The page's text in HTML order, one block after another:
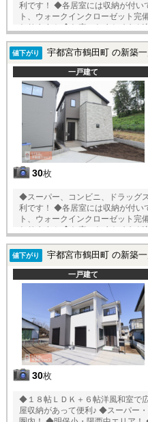
利です！ ◆各居室には収納が付い
ト、ウォークインクローゼット
おります！ ◆お車のおまとめなど
値下がり 宇都宮市鶴田町 の新築
一戸建て
30枚
◆スーパー、コンビニ、ドラッグ
利です！ ◆各居室には収納が付い
ト、ウォークインクローゼット
おります！ ◆お車のおまとめなど
値下がり 宇都宮市鶴田町 の新築
一戸建て
30枚
◆１８帖ＬＤＫ＋６帖洋風和室で
屋収納があって便利♪ ◆スーパー